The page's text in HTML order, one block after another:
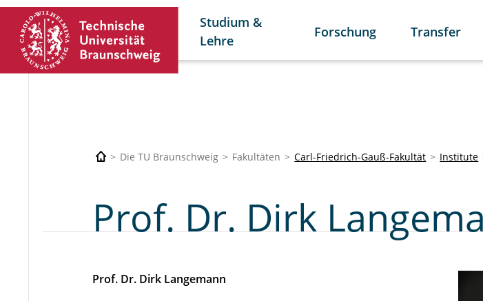
Studium &
Lehre
Forschung Transfer
Die TU Braunschweig Fakultäten Carl-Friedrich-Gauß-Fakultät Institute
Prof. Dr. Dirk
Prof. Dr. Dirk Langemann